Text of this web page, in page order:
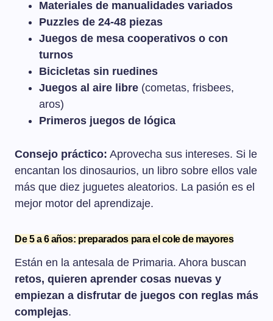
Materiales de manualidades variados
Puzzles de 24-48 piezas
Juegos de mesa cooperativos o con
turnos
Bicicletas sin ruedines
Juegos al aire libre (cometas, frisbees,
aros)
Primeros juegos de lógica
Consejo práctico: Aprovecha sus intereses. Si le
encantan los dinosaurios, un libro sobre ellos vale
más que diez juguetes aleatorios. La pasión es el
mejor motor del aprendizaje.
De 5 a 6 años: preparados para el cole de mayores
Están en la antesala de Primaria. Ahora buscan
retos, quieren aprender cosas nuevas y
empiezan a disfrutar de juegos con reglas más
complejas.